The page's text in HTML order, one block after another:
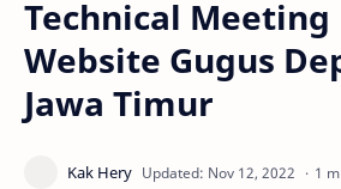
Technical Meeting
Website Gugus
Jawa Timur
1